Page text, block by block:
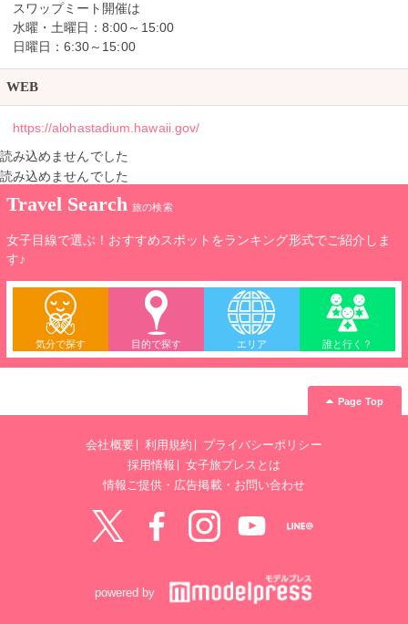
スワップミート開催は
水曜・土曜日：8:00～15:00
日曜日：6:30～15:00
WEB
https://alohastadium.hawaii.gov/
読み込めませんでした
読み込めませんでした
Travel Search 旅の検索
女子目線で選ぶ！おすすめスポットをランキング形式でご紹介しま
す♪
気分で探す 目的で探す エリア 誰と行く？
Page Top
会社概要 利用規約
プライバシーポリシー
採用情報
女子旅プレスとは
情報ご提供・広告掲載・お問い合わせ
Facebook
powered by